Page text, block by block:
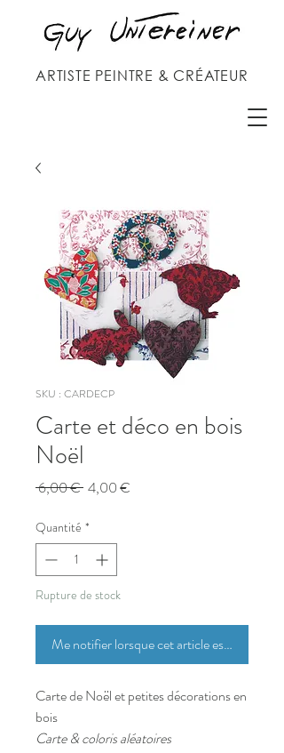
ARTISTE PEINTRE & CRÉATEUR
SKU : CARDECP
Carte et déco en bois
Noël
6,00 € Prix
4,00 €
Quantité *
Rupture de stock
Me notifier lorsque cet article est disponible
Carte de Noël et petites décorations en
bois
Carte & coloris aléatoires